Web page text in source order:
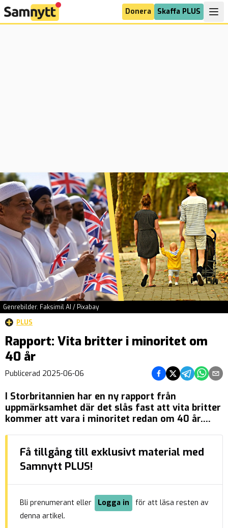
Donera Skaffa PLUS
Genrebilder. Faksimil AI / Pixabay
PLUS
Rapport: Vita britter i minoritet om
40 år
Publicerad 2025-06-06 Dela på Facebook
Dela på Twitter
Dela på
Dela
I Storbritannien har en ny rapport från
uppmärksamhet där det slås fast att vita britter
kommer att vara i minoritet redan om 40 år.
Det är professor Matt Goodwin vid Buckingham
University, som även är hedersprofessor vid
Kent University, som har forskat […]
Få tillgång till exklusivt material med
Samnytt PLUS!
Bli prenumerant eller Logga in
för att läsa resten av
denna artikel.